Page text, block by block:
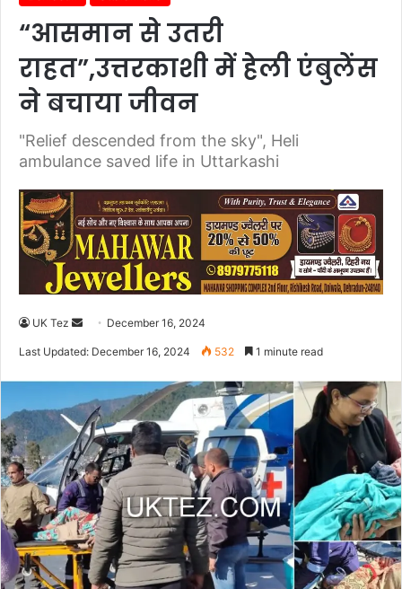
“आसमान से उतरी
राहत”,उत्तरकाशी में हेली एंबुलेंस
ने बचाया जीवन
"Relief descended from the sky", Heli
ambulance saved life in Uttarkashi
UK Tez
e
a
n
e
m
a
i
l
December 16, 2024
Last Updated: December 16, 2024 532 1 minute read